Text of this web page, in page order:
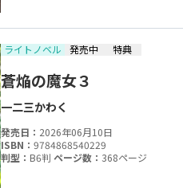
ライトノベル 発売中 特典
蒼焔の魔女３
一二三かわく
発売日： 2026年06月10日
ISBN： 9784868540229
判型： B6判 ページ数： 368ページ